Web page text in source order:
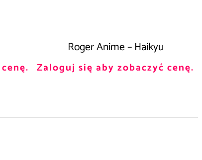
Roger Anime – Haikyu
Zaloguj się aby zobaczyć cenę.